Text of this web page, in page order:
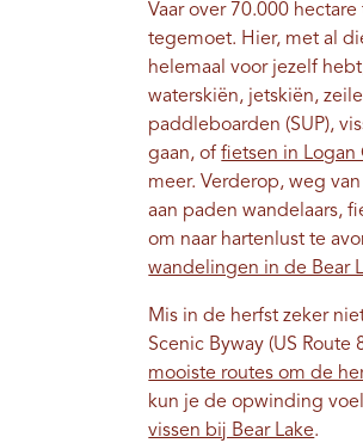
Vaar over 70.000
tegemoet. Hier, met al
helemaal voor jezelf
waterskiën, jetskiën,
paddleboarden (SUP),
gaan, offietsen in Logan
meer. Verderop, weg
aan paden wandelaars,
om naar hartenlust te
wandelingen in de Bear
Mis in de herfst zeker
Scenic Byway (US
mooiste routes om de
kun je de opwinding
vissen bij Bear Lake.